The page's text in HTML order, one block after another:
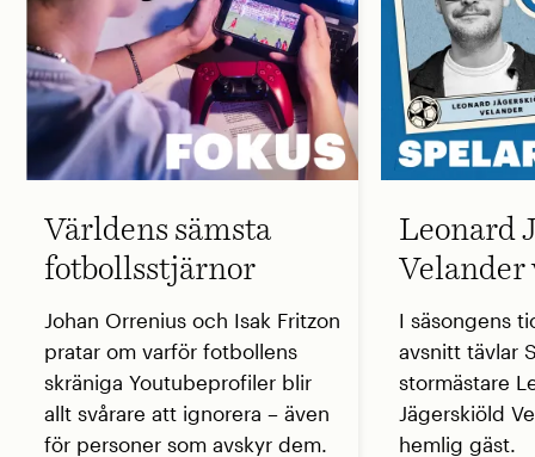
Världens sämsta
fotbollsstjärnor
Johan Orrenius och Isak Fritzon
pratar om varför fotbollens
skräniga Youtubeprofiler blir
allt svårare att ignorera – även
för personer som avskyr dem.
Leonard
Velander
I säsongens
avsnitt tävlar
stormästare
Jägerskiöld
hemlig gäst.